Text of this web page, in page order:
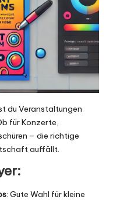
du Veranstaltungen
für Konzerte,
– die richtige
auffällt.
: Gute Wahl für kleine